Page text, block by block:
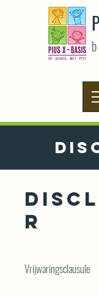
r
Vrijwaringsclausule